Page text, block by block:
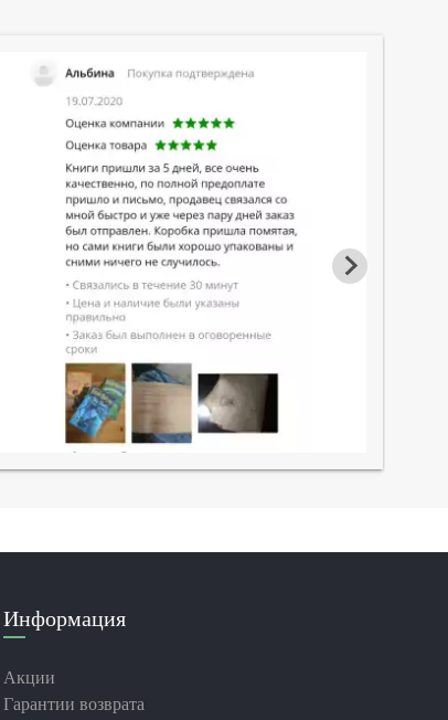
Информация
Акции
Гарантии возврата